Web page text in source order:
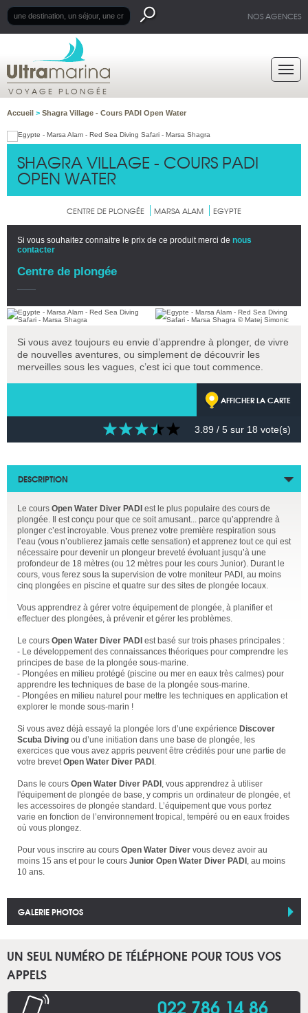
NOS AGENCES
VOYAGE PLONGÉE
Accueil > Shagra Village - Cours PADI Open Water
SHAGRA VILLAGE - COURS PADI
OPEN WATER
CENTRE DE PLONGÉE MARSA ALAM EGYPTE
Si vous souhaitez connaitre le prix de ce produit merci de nous
contacter
Centre de plongée
Si vous avez toujours eu envie d’apprendre à plonger, de vivre
de nouvelles aventures, ou simplement de découvrir les
merveilles sous les vagues, c’est ici que tout commence.
AFFICHER LA CARTE
3.89 / 5 sur 18 vote(s)
DESCRIPTION
Le cours Open Water Diver PADI est le plus populaire des cours de
plongée. Il est conçu pour que ce soit amusant... parce qu’apprendre à
plonger c’est incroyable. Vous prenez votre première respiration sous
l’eau (vous n’oublierez jamais cette sensation) et apprenez tout ce qui est
nécessaire pour devenir un plongeur breveté évoluant jusqu’à une
profondeur de 18 mètres (ou 12 mètres pour les cours Junior). Durant le
cours, vous ferez sous la supervision de votre moniteur PADI, au moins
cinq plongées en piscine et quatre sur des sites de plongée locaux.
Vous apprendrez à gérer votre équipement de plongée, à planifier et
effectuer des plongées, à prévenir et gérer les problèmes.
Le cours Open Water Diver PADI est basé sur trois phases principales :
- Le développement des connaissances théoriques pour comprendre les
principes de base de la plongée sous-marine.
- Plongées en milieu protégé (piscine ou mer en eaux très calmes) pour
apprendre les techniques de base de la plongée sous-marine.
- Plongées en milieu naturel pour mettre les techniques en application et
explorer le monde sous-marin !
Si vous avez déjà essayé la plongée lors d’une expérience Discover
Scuba Diving ou d’une initiation dans une base de plongée, les
exercices que vous avez appris peuvent être crédités pour une partie de
votre brevetOpen Water Diver PADI .
Dans le cours Open Water Diver PADI , vous apprendrez à utiliser
l'équipement de plongée de base, y compris un ordinateur de plongée, et
les accessoires de plongée standard. L’équipement que vous portez
varie en fonction de l’environnement tropical, tempéré ou en eaux froides
où vous plongez.
Pour vous inscrire au cours Open Water Diver vous devez avoir au
moins 15 ans et pour le cours Junior Open Water Diver PADI , au moins
10 ans.
GALERIE PHOTOS
UN SEUL NUMÉRO DE TÉLÉPHONE POUR TOUS VOS
APPELS
022 786 14 86